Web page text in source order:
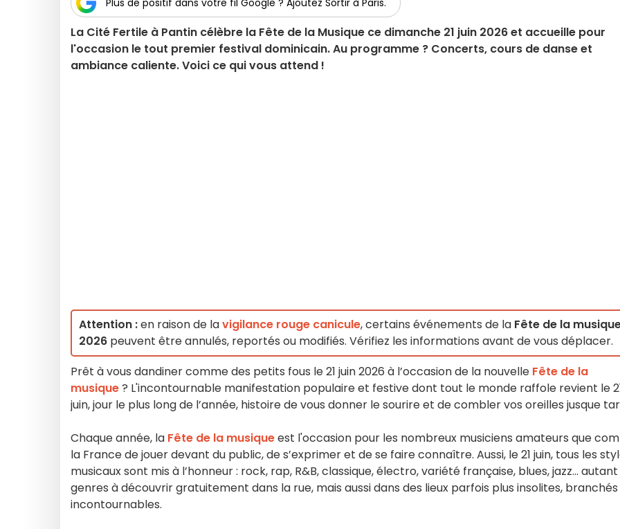
Plus de positif dans votre fil Google ? Ajoutez Sortir à Paris.
La Cité Fertile à Pantin célèbre la Fête de la Musique ce dimanche 21 juin 2026 et accueille pour
l'occasion le tout premier festival dominicain. Au programme ? Concerts, cours de danse et
ambiance caliente. Voici ce qui vous attend !
Attention :en raison de lavigilance rouge canicule, certains événements de la Fête de la
2026 peuvent être annulés, reportés ou modifiés. Vérifiez les informations avant de vous déplacer.
Prêt à vous dandiner comme des petits fous le 21 juin 2026 à l’occasion de la nouvelle Fête de la
musique? L'incontournable manifestation populaire et festive dont tout le monde raffole revient le
juin, jour le plus long de l’année, histoire de vous donner le sourire et de combler vos oreilles jusque
Chaque année, la Fête de la musiqueest l'occasion pour les nombreux musiciens amateurs que
la France de jouer devant du public, de s’exprimer et de se faire connaître. Aussi, le 21 juin, tous les
musicaux sont mis à l’honneur : rock, rap, R&B, classique, électro, variété française, blues, jazz...
genres à découvrir gratuitement dans la rue, mais aussi dans des lieux parfois plus insolites, branchés
incontournables.